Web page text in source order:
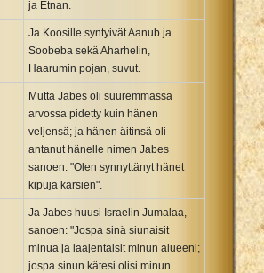
ja Etnan.
Ja Koosille syntyivät Aanub ja
Soobeba sekä Aharhelin,
Haarumin pojan, suvut.
Mutta Jabes oli suuremmassa
arvossa pidetty kuin hänen
veljensä; ja hänen äitinsä oli
antanut hänelle nimen Jabes
sanoen: "Olen synnyttänyt hänet
kipuja kärsien".
Ja Jabes huusi Israelin Jumalaa,
sanoen: "Jospa sinä siunaisit
minua ja laajentaisit minun alueeni;
jospa sinun kätesi olisi minun